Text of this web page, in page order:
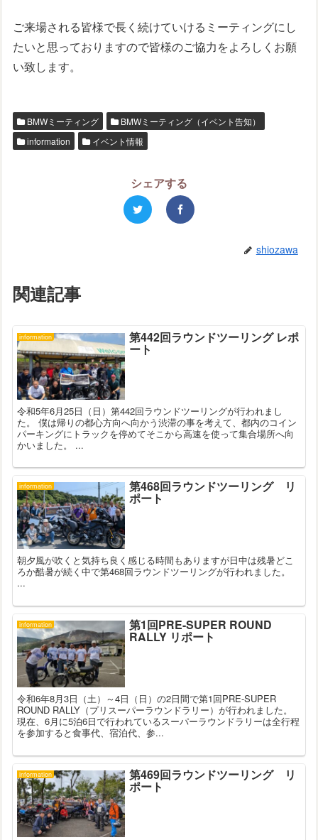
ご来場される皆様で長く続けていけるミーティングにし
たいと思っておりますので皆様のご協力をよろしくお願
い致します。
BMWミーティング
BMWミーティング（イベント告知）
information
イベント情報
シェアする
shiozawa
関連記事
information 第442回ラウンドツーリング レポ
ート
令和5年6月25日（日）第442回ラウンドツーリングが行われまし
た。 僕は帰りの都心方向へ向かう渋滞の事を考えて、都内のコイン
パーキングにトラックを停めてそこから高速を使って集合場所へ向
かいました。 ...
information 第468回ラウンドツーリング リ
ポート
朝夕風が吹くと気持ち良く感じる時間もありますが日中は残暑どこ
ろか酷暑が続く中で第468回ラウンドツーリングが行われました。
...
information 第1回PRE-SUPER ROUND
RALLY リポート
令和6年8月3日（土）～4日（日）の2日間で第1回PRE-SUPER
ROUND RALLY（プリスーパーラウンドラリー）が行われました。
現在、6月に5泊6日で行われているスーパーラウンドラリーは全行程
を参加すると食事代、宿泊代、参...
information 第469回ラウンドツーリング リ
ポート